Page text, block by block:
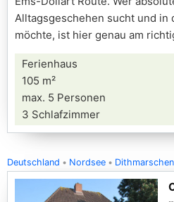
Alltagsgeschehen sucht und in
möchte, ist hier genau am
Ferienhaus
105 m²
max. 5 Personen
3 Schlafzimmer
Deutschland Nordsee Dithmarschen